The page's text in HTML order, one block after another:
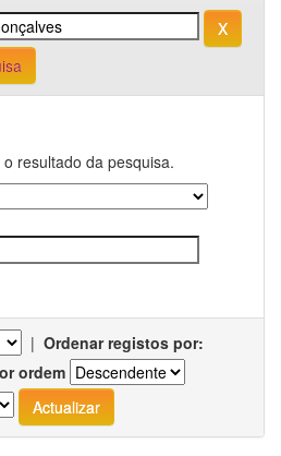
resultado da pesquisa.
| Ordenar registos por:
ordem